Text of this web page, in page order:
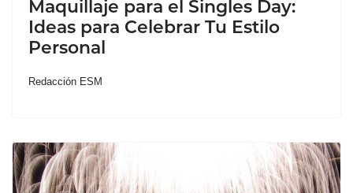
Maquillaje para el Singles Day:
Ideas para Celebrar Tu Estilo
Personal
Redacción ESM